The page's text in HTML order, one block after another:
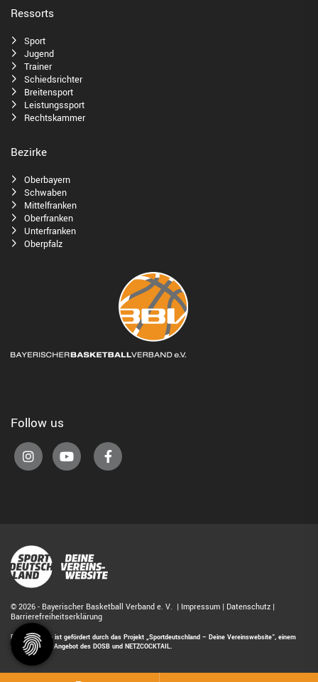
Ressorts
Sport
Jugend
Trainer
Schiedsrichter
Breitensport
Leistungssport
Rechtskammer
Bezirke
Oberbayern
Schwaben
Mittelfranken
Oberfranken
Unterfranken
Oberpfalz
Follow us
© 2026 - Bayerischer Basketball Verband e. V. | Impressum | Datenschutz |
Barrierefreiheitserklärung
Diese Website ist gefördert durch das Projekt „Sportdeutschland – Deine Vereinswebsite”, einem
gemeinsamen Angebot des DOSB und NETZCOCKTAIL.